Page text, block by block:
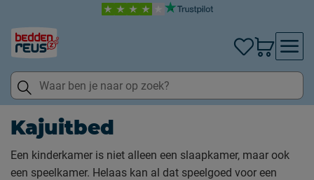
Kajuitbed
Een kinderkamer is niet alleen een slaapkamer, maar ook
een speelkamer. Helaas kan al dat speelgoed voor een